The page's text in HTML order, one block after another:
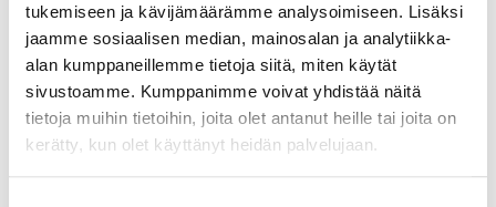
tukemiseen ja kävijämäärämme analysoimiseen. Lisäksi
jaamme sosiaalisen median, mainosalan ja analytiikka-
alan kumppaneillemme tietoja siitä, miten käytät
sivustoamme. Kumppanimme voivat yhdistää näitä
tietoja muihin tietoihin, joita olet antanut heille tai joita on
kerätty, kun olet käyttänyt heidän palvelujaan.
Avoimet ovet Tapanilassa 11.8.
05.8.2026Syyskauden 2026 uutuuksia
04.8.2026 Syyskauden avajaisrieha